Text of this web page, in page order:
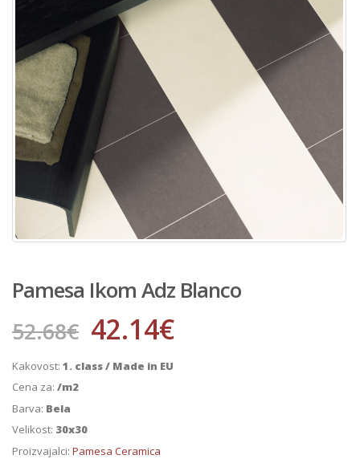
Pamesa Ikom Adz Blanco
52.68€ 42.14€
Kakovost: 1. class / Made in EU
Cena za: /m2
Barva: Bela
Velikost: 30x30
Proizvajalci: Pamesa Ceramica